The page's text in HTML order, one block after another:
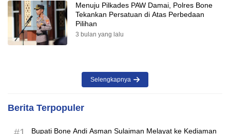
Menuju Pilkades PAW Damai, Polres Bone
Tekankan Persatuan di Atas Perbedaan
Pilihan
3 bulan yang lalu
Selengkapnya
Berita Terpopuler
Bupati Bone Andi Asman Sulaiman Melayat ke Kediaman